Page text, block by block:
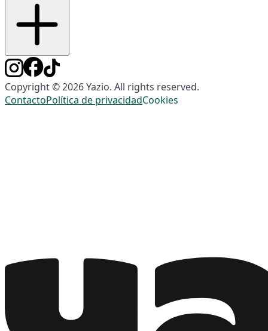
Copyright © 2026 Yazio. All rights reserved.
ContactoPolítica de privacidadCookies